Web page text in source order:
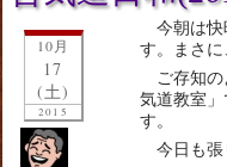
10月
17
(土)
2015
今朝は
す。まさに
ご存知
気道教室
す。
今日も張